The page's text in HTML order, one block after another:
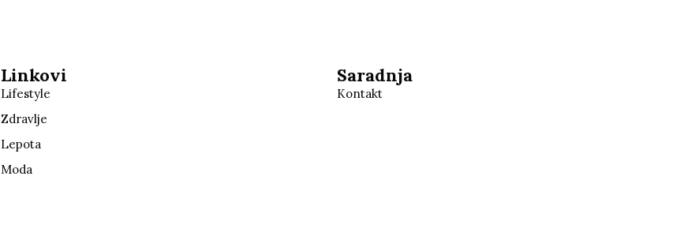
Linkovi
Lifestyle
Zdravlje
Lepota
Moda
Saradnja
Kontakt